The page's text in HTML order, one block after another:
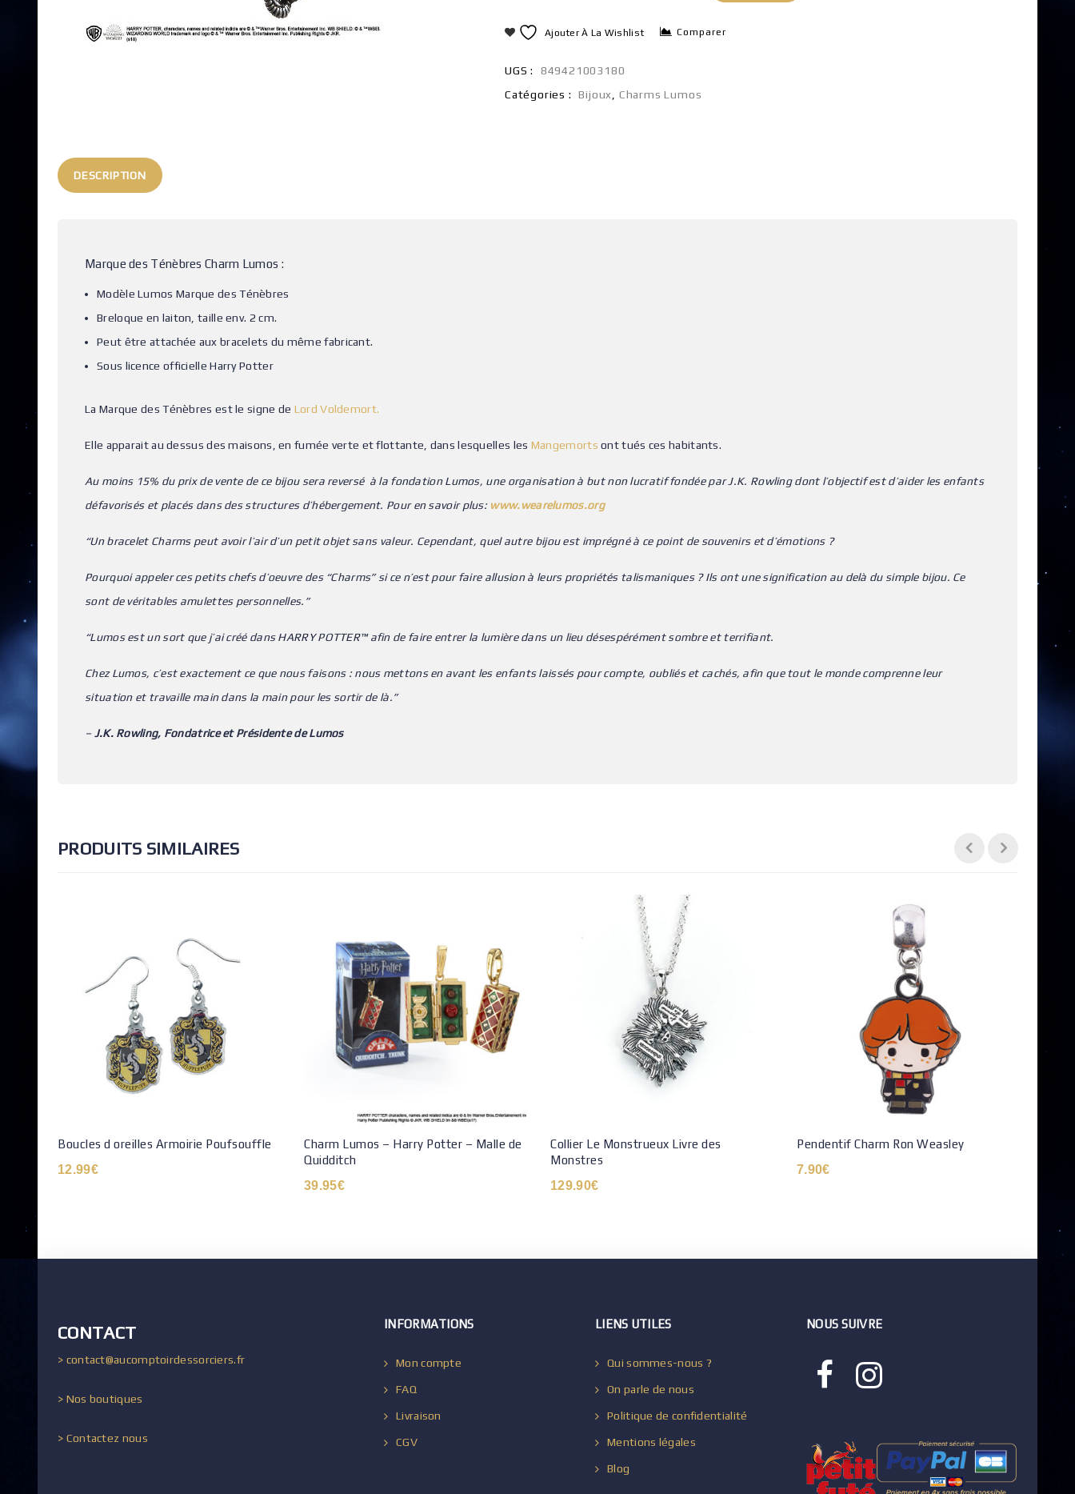
Ajouter À La Wishlist Comparer
UGS :
849421003180
Catégories :
Bijoux Charms Lumos
DESCRIPTION
Marque des Ténèbres Charm Lumos :
Modèle Lumos Marque des Ténèbres
Breloque en laiton, taille env. 2 cm.
Peut être attachée aux bracelets du même fabricant.
Sous licence officielle Harry Potter
La Marque des Ténèbres est le signe de Lord Voldemort.
Elle apparait au dessus des maisons, en fumée verte et flottante, dans lesquelles les Mangemorts ont tués ces habitants.
Au moins 15% du prix de vente de ce bijou sera reversé à la fondation Lumos, une organisation à but non lucratif fondée par J.K. Rowling dont l’objectif est d’aider les enfants
défavorisés et placés dans des structures d’hébergement. Pour en savoir plus: www.wearelumos.org
“Un bracelet Charms peut avoir l’air d’un petit objet sans valeur. Cependant, quel autre bijou est imprégné à ce point de souvenirs et d’émotions ?
Pourquoi appeler ces petits chefs d’oeuvre des “Charms” si ce n’est pour faire allusion à leurs propriétés talismaniques ? Ils ont une signification au delà du simple bijou. Ce
sont de véritables amulettes personnelles.”
“Lumos est un sort que j’ai créé dans HARRY POTTER™ afin de faire entrer la lumière dans un lieu désespérément sombre et terrifiant.
Chez Lumos, c’est exactement ce que nous faisons : nous mettons en avant les enfants laissés pour compte, oubliés et cachés, afin que tout le monde comprenne leur
situation et travaille main dans la main pour les sortir de là.”
– J.K. Rowling, Fondatrice et Présidente de Lumos
PRODUITS SIMILAIRES
Boucles d oreilles Armoirie Poufsouffle
12.99€
Charm Lumos – Harry Potter – Malle de
Quidditch
39.95€
Collier Le Monstrueux Livre des
Monstres
129.90€
Pendentif Charm Ron Weasley
7.90€
CONTACT
> contact@aucomptoirdessorciers.fr
> Nos boutiques
> Contactez nous
INFORMATIONS
Mon compte
FAQ
Livraison
CGV
LIENS UTILES
Qui sommes-nous ?
On parle de nous
Politique de confidentialité
Mentions légales
Blog
NOUS SUIVRE